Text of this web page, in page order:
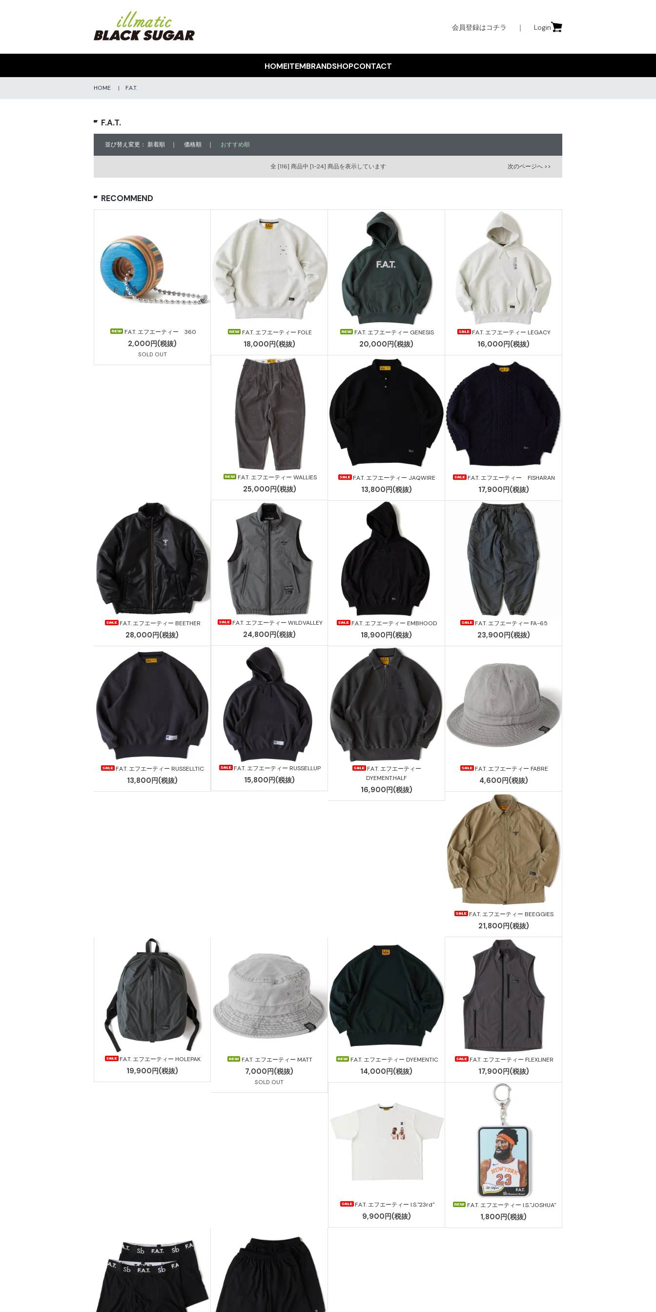
会員登録はコチラ ｜ Login
HOMEITEMBRANDSHOPCONTACT
HOME | F.A.T.
F.A.T.
並び替え変更： 新着順 ｜ 価格順 ｜ おすすめ順
全 [116] 商品中 [1-24] 商品を表示しています 次のページへ >>
RECOMMEND
F.A.T. エフエーティー 360
2,000円(税抜)
SOLD OUT
F.A.T. エフエーティー FOLE
18,000円(税抜)
F.A.T. エフエーティー GENESIS
20,000円(税抜)
F.A.T. エフエーティー LEGACY
16,000円(税抜)
F.A.T. エフエーティー WALLIES
25,000円(税抜)
F.A.T. エフエーティー JAQWIRE
13,800円(税抜)
F.A.T. エフエーティー FISHARAN
17,900円(税抜)
F.A.T. エフエーティー BEETHER
28,000円(税抜)
F.A.T. エフエーティー WILDVALLEY
24,800円(税抜)
F.A.T. エフエーティー EMBHOOD
18,900円(税抜)
F.A.T. エフエーティー FA-65
23,900円(税抜)
F.A.T. エフエーティー RUSSELLTIC
13,800円(税抜)
F.A.T. エフエーティー RUSSELLUP
15,800円(税抜)
F.A.T. エフエーティー
DYEMENT.HALF
16,900円(税抜)
F.A.T. エフエーティー FABRE
4,600円(税抜)
F.A.T. エフエーティー BEEGGIES
21,800円(税抜)
F.A.T. エフエーティー HOLEPAK
19,900円(税抜)
F.A.T. エフエーティー MATT
7,000円(税抜)
SOLD OUT
F.A.T. エフエーティー DYEMENTIC
14,000円(税抜)
F.A.T. エフエーティー FLEXLINER
17,900円(税抜)
F.A.T. エフエーティー I.S."23rd"
9,900円(税抜)
F.A.T. エフエーティー I.S."JOSHUA"
1,800円(税抜)